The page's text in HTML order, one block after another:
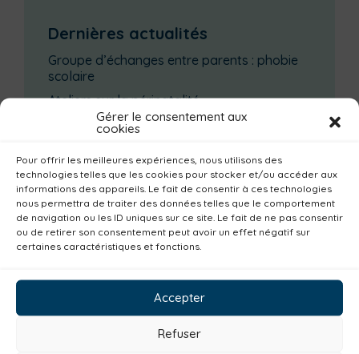
Gérer le consentement aux
cookies
Pour offrir les meilleures expériences, nous utilisons des
technologies telles que les cookies pour stocker et/ou accéder aux
informations des appareils. Le fait de consentir à ces technologies
nous permettra de traiter des données telles que le comportement
de navigation ou les ID uniques sur ce site. Le fait de ne pas consentir
ou de retirer son consentement peut avoir un effet négatif sur
certaines caractéristiques et fonctions.
Accepter
Refuser
Dernières actualités
Groupe d’échanges entre parents : phobie
scolaire
Ateliers sur la périnatalité
La saison culturelle 2026-2027 est lancée !
Enquête publique
Catégories actualités / agenda
Urbanisme Réemploi Seniors
Loisirs
Familles
Institutionnel
Culture
Non classé
Solidarité